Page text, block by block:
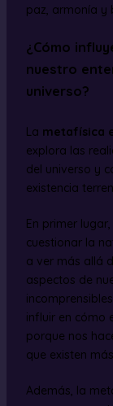
paz, armonía y
¿Cómo
nuestro
universo?
La metafísica
explora las
del universo y
existencia
En primer
cuestionar la
a ver más allá
aspectos de
influir en cómo
porque nos
que existen
Además, la